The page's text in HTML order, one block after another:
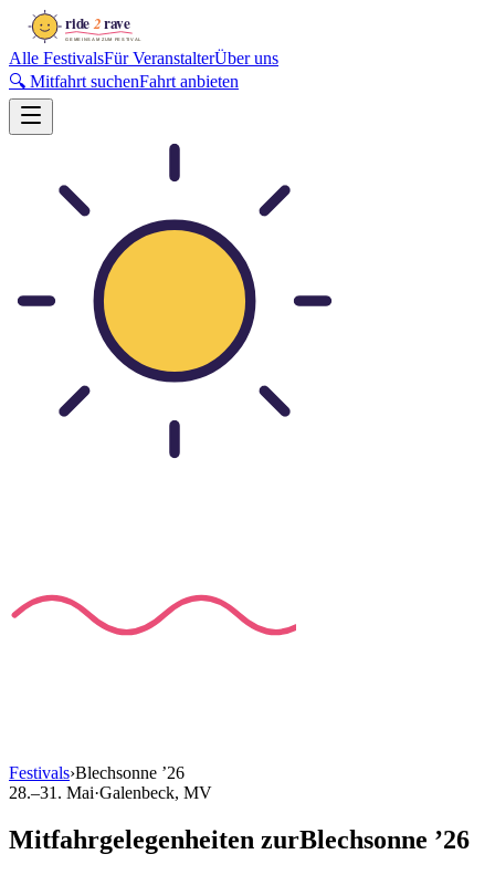
Alle FestivalsFür VeranstalterÜber uns
🔍 Mitfahrt suchenFahrt anbieten
Festivals›Blechsonne ’26
28.–31. Mai·Galenbeck, MV
Mitfahrgelegenheiten zurBlechsonne ’26